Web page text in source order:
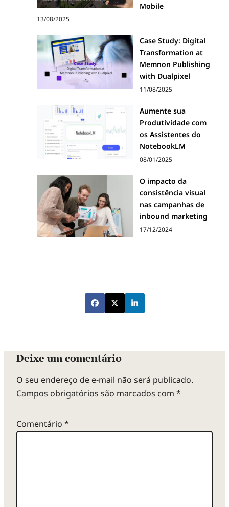
Mobile
13/08/2025
Case Study: Digital
Transformation at
Memnon Publishing
with Dualpixel
11/08/2025
Aumente sua
Produtividade com
os Assistentes do
NotebookLM
08/01/2025
O impacto da
consistência visual
nas campanhas de
inbound marketing
17/12/2024
Deixe um comentário
O seu endereço de e-mail não será publicado.
Campos obrigatórios são marcados com *
Comentário *